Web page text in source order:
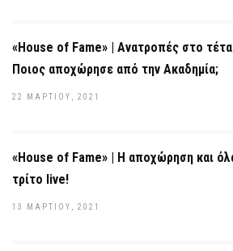
«House of Fame» | Ανατροπές στο
Ποιος αποχώρησε από την Ακαδημία;
22 ΜΑΡΤΊΟΥ, 2021
«House of Fame» | Η αποχώρηση και
τρίτο live!
13 ΜΑΡΤΊΟΥ, 2021